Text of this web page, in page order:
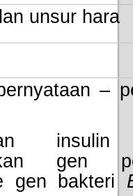
unsur hara
–
insulin
gen
gen bakteri